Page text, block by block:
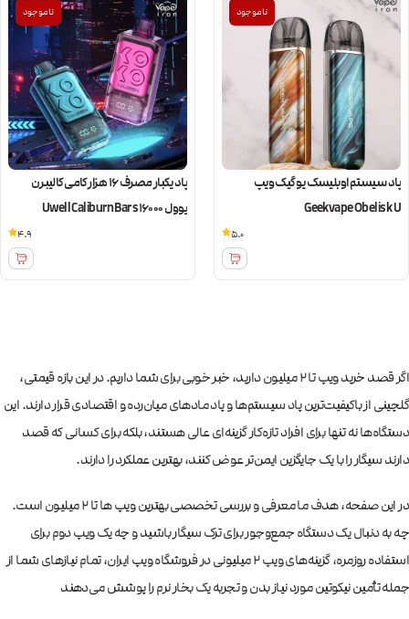
ناموجود
پاد سیستم اوبلیسک یو گیک ویپ
Geekvape Obelisk U
5.0
ناموجود
پاد یکبار مصرف 16 هزار کامی کالیبرن
یوول Uwell Caliburn Bar s16000
4.9
اگر قصد خرید ویپ تا ۲ میلیون دارید، خبر خوبی برای شما داریم. در این بازه قیمتی،
گلچینی از باکیفیت‌ترین پاد سیستم‌ها و پاد مادهای میان‌رده و اقتصادی قرار دارند. این
دستگاه‌ها نه تنها برای افراد تازه‌کار گزینه‌ای عالی هستند، بلکه برای کسانی که قصد
دارند سیگار را با یک جایگزین ایمن‌تر عوض کنند، بهترین عملکرد را دارند.
در این صفحه، هدف ما معرفی و بررسی تخصصی بهترین ویپ ها تا ۲ میلیون است.
چه به دنبال یک دستگاه جمع‌وجور برای ترک سیگار باشید و چه یک ویپ دوم برای
استفاده روزمره، گزینه‌های ویپ ۲ میلیونی در فروشگاه ویپ ایران، تمام نیازهای شما از
جمله تأمین نیکوتین مورد نیاز بدن و تجربه یک بخار نرم را پوشش می‌دهند